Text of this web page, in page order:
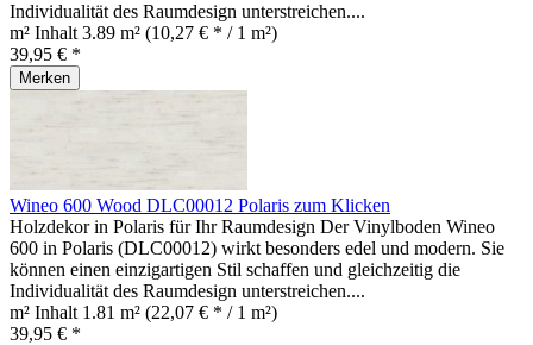
Individualität des Raumdesign unterstreichen....
m² Inhalt 3.89 m² (10,27 € * / 1 m²)
39,95 € *
Merken
Wineo 600 Wood DLC00012 Polaris zum Klicken
Holzdekor in Polaris für Ihr Raumdesign Der Vinylboden Wineo
600 in Polaris (DLC00012) wirkt besonders edel und modern. Sie
können einen einzigartigen Stil schaffen und gleichzeitig die
Individualität des Raumdesign unterstreichen....
m² Inhalt 1.81 m² (22,07 € * / 1 m²)
39,95 € *